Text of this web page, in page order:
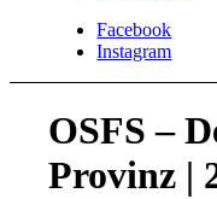
Facebook
Instagram
OSFS –
Provinz |